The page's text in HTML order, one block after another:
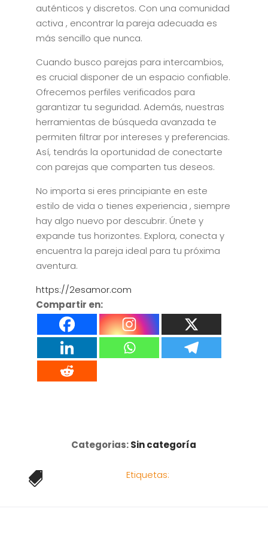
auténticos y discretos. Con una comunidad
activa , encontrar la pareja adecuada es
más sencillo que nunca.
Cuando busco parejas para intercambios,
es crucial disponer de un espacio confiable.
Ofrecemos perfiles verificados para
garantizar tu seguridad. Además, nuestras
herramientas de búsqueda avanzada te
permiten filtrar por intereses y preferencias.
Así, tendrás la oportunidad de conectarte
con parejas que comparten tus deseos.
No importa si eres principiante en este
estilo de vida o tienes experiencia , siempre
hay algo nuevo por descubrir. Únete y
expande tus horizontes. Explora, conecta y
encuentra la pareja ideal para tu próxima
aventura.
https://2esamor.com
Compartir en:
Categorias:Sin categoría
 Etiquetas: